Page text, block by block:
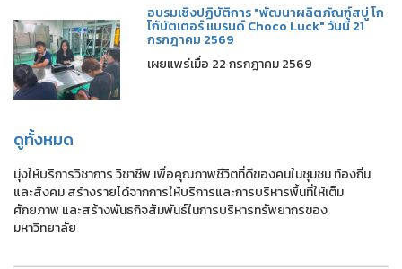
อบรมเชิงปฏิบัติการ "พัฒนาผลิตภัณฑ์สบู่ โก
โก้บัตเตอร์ แบรนด์ Choco Luck" วันนี้ 21
กรกฎาคม 2569
เผยแพร่เมื่อ 22 กรกฎาคม 2569
ดูทั้งหมด
มุ่งให้บริการวิชาการ วิชาชีพ เพื่อคุณภาพชีวิตที่ดีของคนในชุมชน ท้องถิ่น
และสังคม สร้างรายได้จากการให้บริการและการบริหารพื้นที่ให้เต็ม
ศักยภาพ และสร้างพันธกิจสัมพันธ์ในการบริหารทรัพยากรของ
มหาวิทยาลัย